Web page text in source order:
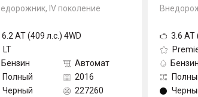
IV поколение
6.2 AT (409 л.с.) 4WD
LT
Бензин
Автомат
Полный
2016
Черный
227260
3.6 AT
Бензин